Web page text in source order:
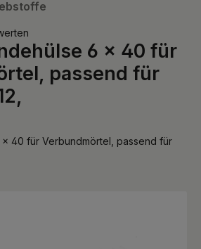
von 0 von 5 Sternen6 x 40 für
passend für
40 für Verbundmörtel, passend für